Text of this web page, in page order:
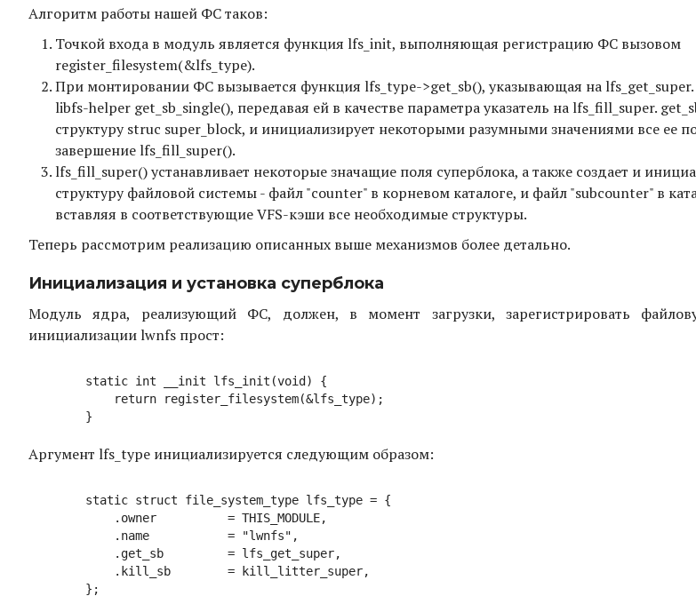
Алгоритм работы нашей ФС таков:
Точкой входа в модуль является функция lfs_init, выполняющая регистрацию ФС вызовом
register_filesystem(&lfs_type).
При монтировании ФС вызывается функция lfs_type->get_sb(), указывающая на
libfs-helper get_sb_single(), передавая ей в качестве параметра указатель на lfs_fill_super.
структуру struc super_block, и инициализирует некоторыми разумными значениями все ее
завершение lfs_fill_super().
lfs_fill_super() устанавливает некоторые значащие поля суперблока, а также создает и
структуру файловой системы - файл "counter" в корневом каталоге, и файл "subcounter" в
вставляя в соответствующие VFS-кэши все необходимые структуры.
Теперь рассмотрим реализацию описанных выше механизмов более детально.
Инициализация и установка суперблока
Модуль ядра, реализующий ФС, должен, в момент загрузки, зарегистрировать
инициализации lwnfs прост:
Аргумент lfs_type инициализируется следующим образом: